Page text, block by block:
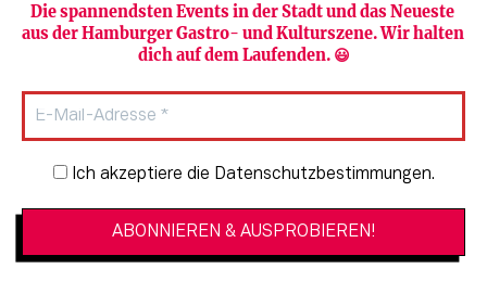
Die spannendsten Events in der Stadt und das Neueste
aus der Hamburger Gastro- und Kulturszene. Wir halten
dich auf dem Laufenden. 😃
Newsletter-Anmeldung
Ich akzeptiere die Datenschutzbestimmungen.
Newsletter abonnieren
HAMBURG PUR